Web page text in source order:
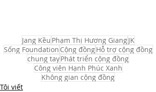
Jang Kều Phạm Thị Hương GiangJK
Sống Foundation Cộng đồngHỗ trợ cộng đồng
chung tayPhát triển cộng đồng
Công viên Hạnh Phúc Xanh
Không gian cộng đồng
Tôi viết